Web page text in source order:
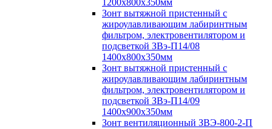
1200х800х350мм
Зонт вытяжной пристенный с
жироулавливающим лабиринтным
фильтром, электровентилятором и
подсветкой ЗВэ-П14/08
1400х800х350мм
Зонт вытяжной пристенный с
жироулавливающим лабиринтным
фильтром, электровентилятором и
подсветкой ЗВэ-П14/09
1400х900х350мм
Зонт вентиляционный ЗВЭ-800-2-П